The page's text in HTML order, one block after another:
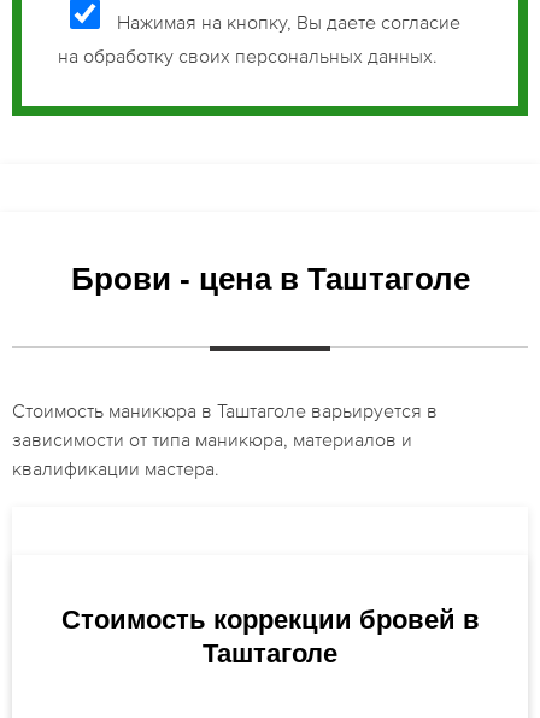
Нажимая на кнопку, Вы даете согласие
на обработку своих персональных данных.
Брови - цена в Таштаголе
Стоимость маникюра в Таштаголе варьируется в
зависимости от типа маникюра, материалов и
квалификации мастера.
Стоимость коррекции бровей в
Таштаголе